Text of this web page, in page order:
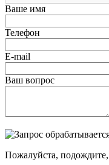
Ваше имя
Телефон
E-mail
Ваш вопрос
Пожалуйста,